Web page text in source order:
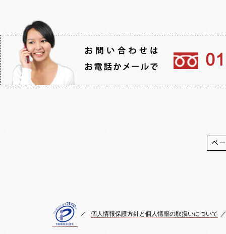
／ 個人情報保護方針と個人情報の取扱いについて ／